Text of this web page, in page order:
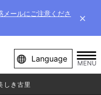
ールにご注意くださ
×
Language MENU
しき古里